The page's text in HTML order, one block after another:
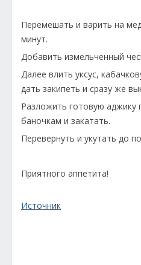
Перемешать и варить на
минут.
Добавить измельченный
Далее влить уксус,
дать закипеть и сразу же
Разложить готовую аджику
баночкам и закатать.
Перевернуть и укутать до
Приятного аппетита!
Источник